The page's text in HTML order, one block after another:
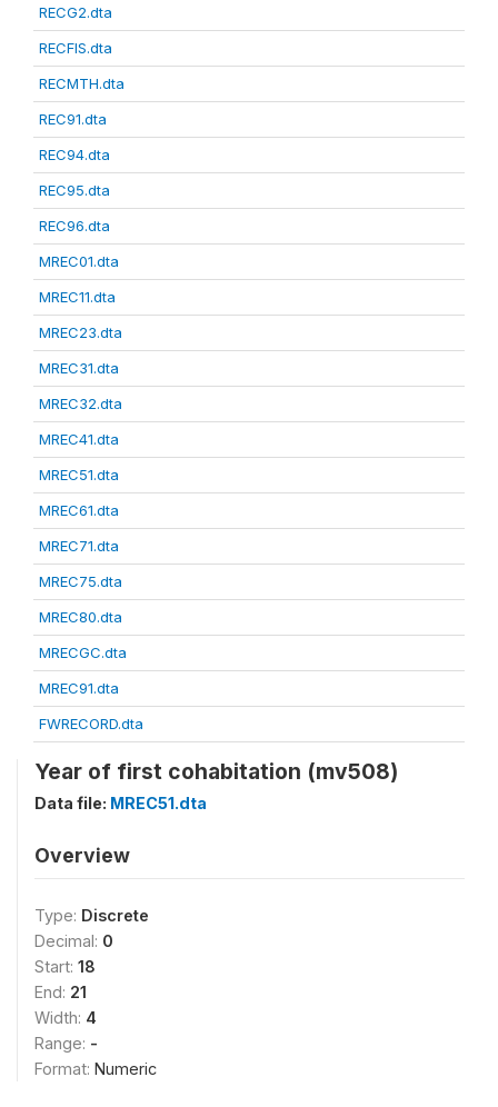
RECG2.dta
RECFIS.dta
RECMTH.dta
REC91.dta
REC94.dta
REC95.dta
REC96.dta
MREC01.dta
MREC11.dta
MREC23.dta
MREC31.dta
MREC32.dta
MREC41.dta
MREC51.dta
MREC61.dta
MREC71.dta
MREC75.dta
MREC80.dta
MRECGC.dta
MREC91.dta
FWRECORD.dta
Year of first cohabitation (mv508)
Data file: MREC51.dta
Overview
Type: Discrete
Decimal: 0
Start: 18
End: 21
Width: 4
Range: -
Format: Numeric